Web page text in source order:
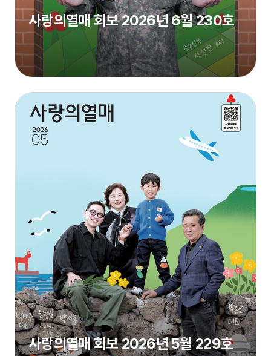
사랑의열매 회보 2026년 6월 230호
사랑의열매 회보 2026년 5월 229호